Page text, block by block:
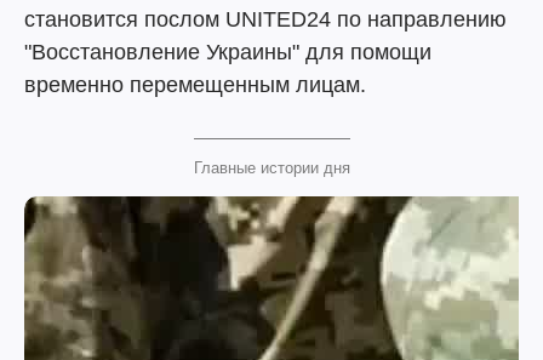
становится послом UNITED24 по направлению
"Восстановление Украины" для помощи
временно перемещенным лицам.
Главные истории дня